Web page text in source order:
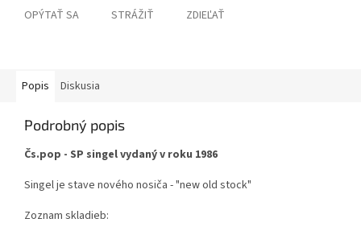
OPÝTAŤ SA STRÁŽIŤ ZDIEĽAŤ
Popis Diskusia
Podrobný popis
Čs.pop - SP singel vydaný v roku 1986
Singel je stave nového nosiča - "new old stock"
Zoznam skladieb: